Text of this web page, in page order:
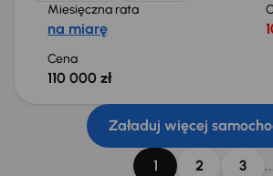
Miesięczna rata
na miarę
Cena
110 000 zł
Załaduj więcej
1 2 3 ...